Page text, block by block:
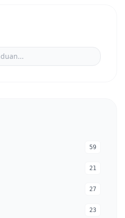
59
21
27
23